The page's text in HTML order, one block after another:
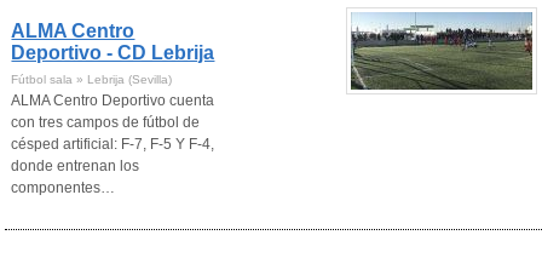
ALMA Centro
Deportivo - CD Lebrija
Fútbol sala » Lebrija (Sevilla)
ALMA Centro Deportivo cuenta
con tres campos de fútbol de
césped artificial: F-7, F-5 Y F-4,
donde entrenan los
componentes…